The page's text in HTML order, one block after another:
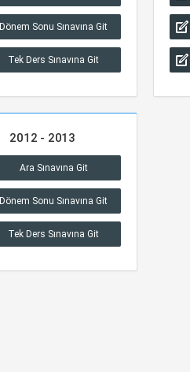
Dönem Sonu Sınavına Git
Tek Ders Sınavına Git
2012 - 2013
Ara Sınavına Git
Dönem Sonu Sınavına Git
Tek Ders Sınavına Git